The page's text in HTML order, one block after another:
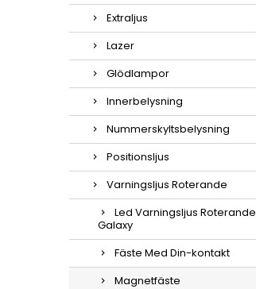
Extraljus
Lazer
Glödlampor
Innerbelysning
Nummerskyltsbelysning
Positionsljus
Varningsljus Roterande
Led Varningsljus Roterande
Galaxy
Fäste Med Din-kontakt
Magnetfäste